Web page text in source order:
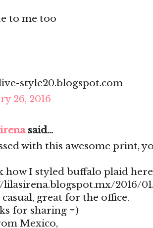
to me too
style20.blogspot.com
26, 2016
said...
with this awesome print,
how I styled buffalo plaid
2016/
great for the office.
for sharing =)
Mexico,